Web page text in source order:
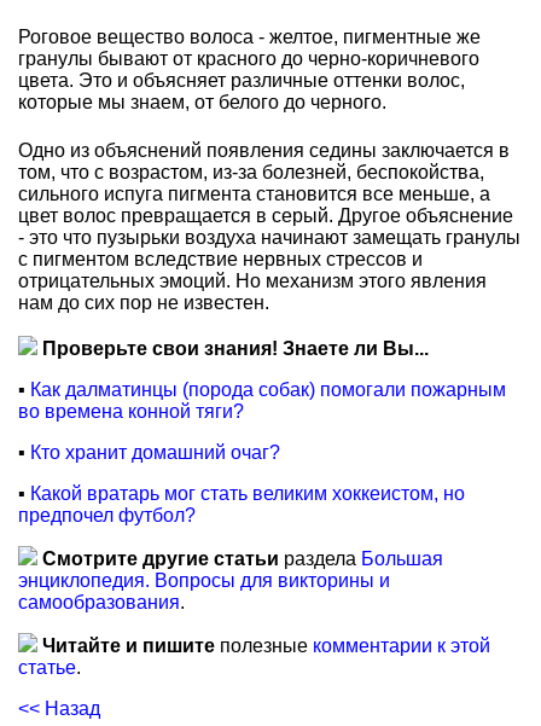
Роговое вещество волоса - желтое, пигментные же
гранулы бывают от красного до черно-коричневого
цвета. Это и объясняет различные оттенки волос,
которые мы знаем, от белого до черного.
Одно из объяснений появления седины заключается в
том, что с возрастом, из-за болезней, беспокойства,
сильного испуга пигмента становится все меньше, а
цвет волос превращается в серый. Другое объяснение
- это что пузырьки воздуха начинают замещать гранулы
с пигментом вследствие нервных стрессов и
отрицательных эмоций. Но механизм этого явления
нам до сих пор не известен.
Проверьте свои знания! Знаете ли Вы...
▪ Как далматинцы (порода собак) помогали пожарным
во времена конной тяги?
▪ Кто хранит домашний очаг?
▪ Какой вратарь мог стать великим хоккеистом, но
предпочел футбол?
Смотрите другие статьи раздела Большая
энциклопедия. Вопросы для викторины и
самообразования.
Читайте и пишите полезные комментарии к этой
статье.
<< Назад